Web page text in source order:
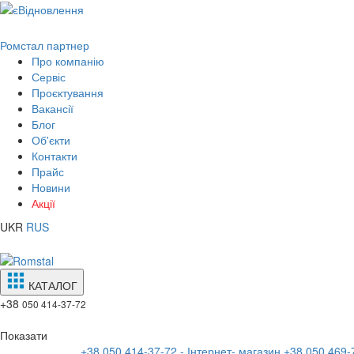
Ромстал партнер
Про компанію
Сервіс
Проєктування
Вакансії
Блог
Об'єкти
Контакти
Прайс
Новини
Акції
UKR RUS
КАТАЛОГ
+38 050 414-37-72
Показати
+38 050 414-37-72 - Інтернет- магазин +38 050